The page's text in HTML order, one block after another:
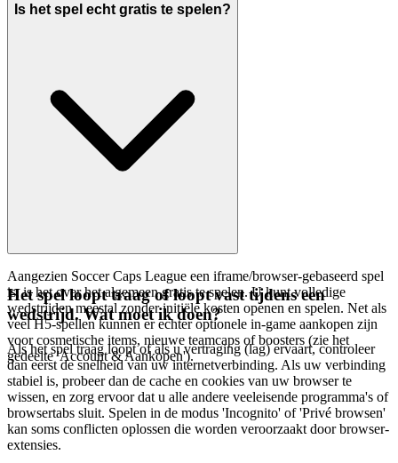
Is het spel echt gratis te spelen?
Aangezien Soccer Caps League een iframe/browser-gebaseerd spel
is, is het over het algemeen gratis te spelen. U kunt volledige
wedstrijden meestal zonder initiële kosten openen en spelen. Net als
veel H5-spellen kunnen er echter optionele in-game aankopen zijn
voor cosmetische items, nieuwe teamcaps of boosters (zie het
gedeelte 'Account & Aankopen').
Het spel loopt traag of loopt vast tijdens een
wedstrijd. Wat moet ik doen?
Als het spel traag loopt of als u vertraging (lag) ervaart, controleer
dan eerst de snelheid van uw internetverbinding. Als uw verbinding
stabiel is, probeer dan de cache en cookies van uw browser te
wissen, en zorg ervoor dat u alle andere veeleisende programma's of
browsertabs sluit. Spelen in de modus 'Incognito' of 'Privé browsen'
kan soms conflicten oplossen die worden veroorzaakt door browser-
extensies.